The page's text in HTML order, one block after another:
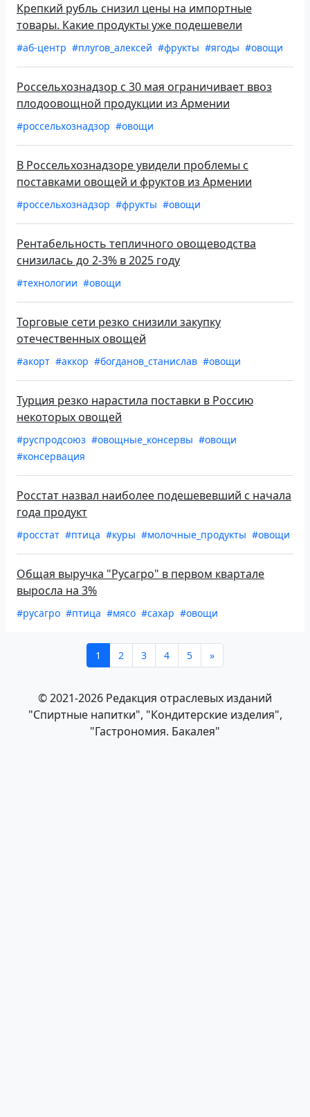
Крепкий рубль снизил цены на импортные
товары. Какие продукты уже подешевели
#аб-центр #плугов_алексей #фрукты #ягоды #овощи
Россельхознадзор с 30 мая ограничивает ввоз
плодоовощной продукции из Армении
#россельхознадзор #овощи
В Россельхознадзоре увидели проблемы с
поставками овощей и фруктов из Армении
#россельхознадзор #фрукты #овощи
Рентабельность тепличного овощеводства
снизилась до 2-3% в 2025 году
#технологии #овощи
Торговые сети резко снизили закупку
отечественных овощей
#акорт #аккор #богданов_станислав #овощи
Турция резко нарастила поставки в Россию
некоторых овощей
#руспродсоюз #овощные_консервы #овощи
#консервация
Росстат назвал наиболее подешевевший с начала
года продукт
#росстат #птица #куры #молочные_продукты #овощи
Общая выручка "Русагро" в первом квартале
выросла на 3%
#русагро #птица #мясо #сахар #овощи
1 2 3 4 5 »
© 2021-2026 Редакция отраслевых изданий
"Спиртные напитки", "Кондитерские изделия",
"Гастрономия. Бакалея"